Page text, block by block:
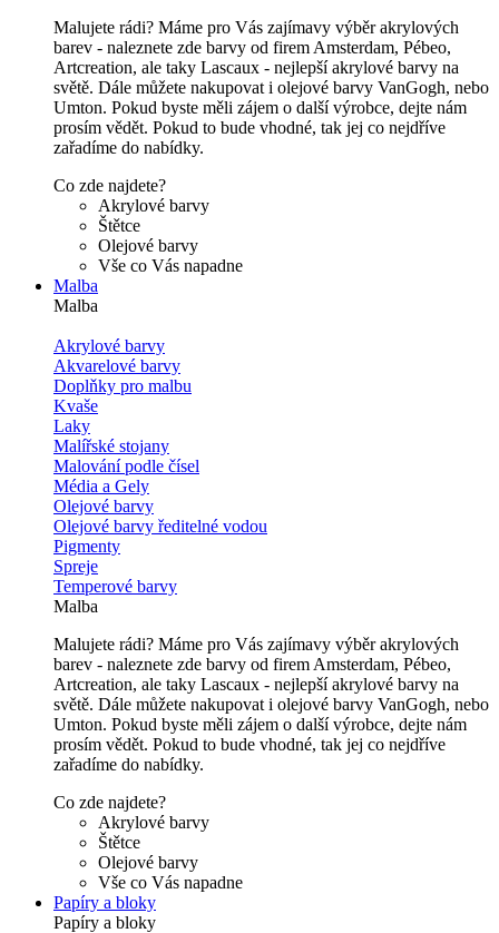
Malujete rádi? Máme pro Vás zajímavy výběr akrylových
barev - naleznete zde barvy od firem Amsterdam, Pébeo,
Artcreation, ale taky Lascaux - nejlepší akrylové barvy na
světě. Dále můžete nakupovat i olejové barvy VanGogh, nebo
Umton. Pokud byste měli zájem o další výrobce, dejte nám
prosím vědět. Pokud to bude vhodné, tak jej co nejdříve
zařadíme do nabídky.
Co zde najdete?
Akrylové barvy
Štětce
Olejové barvy
Vše co Vás napadne
Malba
Malba
Akrylové barvy
Akvarelové barvy
Doplňky pro malbu
Kvaše
Laky
Malířské stojany
Malování podle čísel
Média a Gely
Olejové barvy
Olejové barvy ředitelné vodou
Pigmenty
Spreje
Temperové barvy
Malba
Malujete rádi? Máme pro Vás zajímavy výběr akrylových
barev - naleznete zde barvy od firem Amsterdam, Pébeo,
Artcreation, ale taky Lascaux - nejlepší akrylové barvy na
světě. Dále můžete nakupovat i olejové barvy VanGogh, nebo
Umton. Pokud byste měli zájem o další výrobce, dejte nám
prosím vědět. Pokud to bude vhodné, tak jej co nejdříve
zařadíme do nabídky.
Co zde najdete?
Akrylové barvy
Štětce
Olejové barvy
Vše co Vás napadne
Papíry a bloky
Papíry a bloky